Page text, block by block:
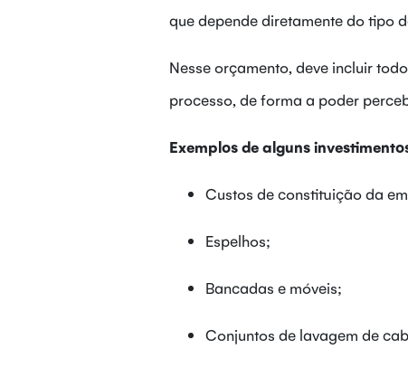
que depende diretamente do tipo
Nesse orçamento, deve incluir
processo, de forma a poder
Exemplos de alguns
Custos de constituição da
Espelhos;
Bancadas e móveis;
Conjuntos de lavagem de